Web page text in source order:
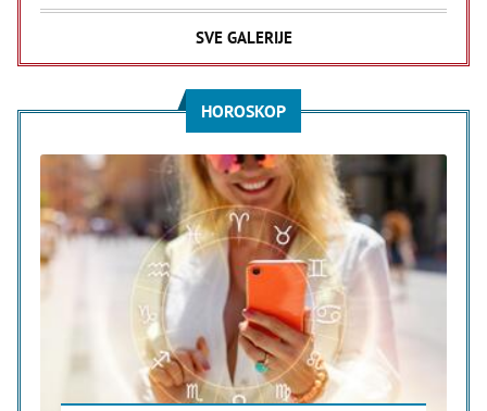
SVE GALERIJE
HOROSKOP